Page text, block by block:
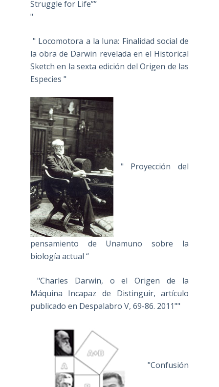
Struggle for Life””
"
" Locomotora a la luna: Finalidad social de
la obra de Darwin revelada en el Historical
Sketch en la sexta edición del Origen de las
Especies "
" Proyección del
pensamiento de Unamuno sobre la
biología actual “
"Charles Darwin, o el Origen de la
Máquina Incapaz de Distinguir, artículo
publicado en Despalabro V, 69-86. 2011""
"Confusión